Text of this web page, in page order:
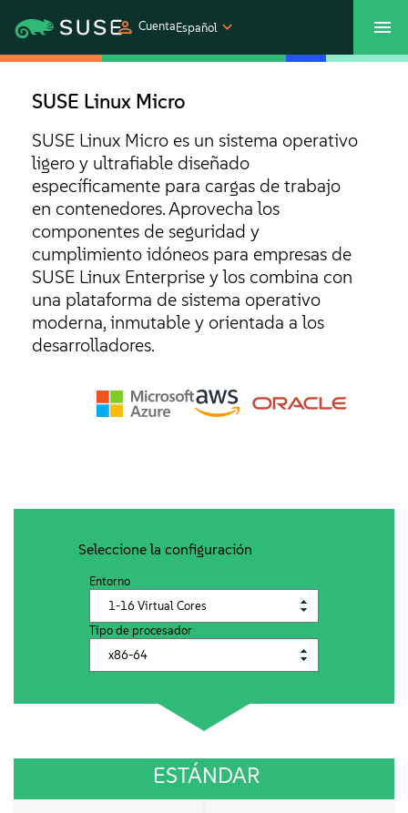
CuentaEspañol
Productos
Soluciones
Asistencia y servicios
Partners
Comunidades
Acerca de
SUSE Linux Micro
SUSE Linux Micro es un sistema operativo
ligero y ultrafiable diseñado
específicamente para cargas de trabajo
en contenedores. Aprovecha los
componentes de seguridad y
cumplimiento idóneos para empresas de
SUSE Linux Enterprise y los combina con
una plataforma de sistema operativo
moderna, inmutable y orientada a los
desarrolladores.
Seleccione la configuración
Entorno
Tipo de procesador
ESTÁNDAR